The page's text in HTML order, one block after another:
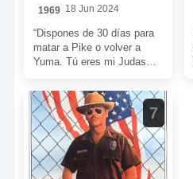
1969 18 Jun 2024
“Dispones de 30 días para
matar a Pike o volver a
Yuma. Tú eres mi Judas
¡30 […]
7